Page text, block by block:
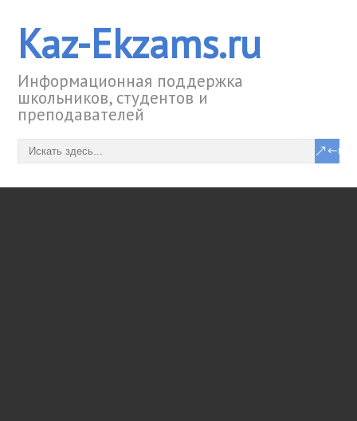
Kaz-Ekzams.ru
Информационная поддержка
школьников, студентов и
преподавателей